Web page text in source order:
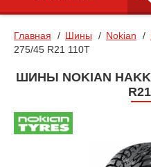
Главная Шины Nokian
275/45 R21 110T
ШИНЫ NOKIAN